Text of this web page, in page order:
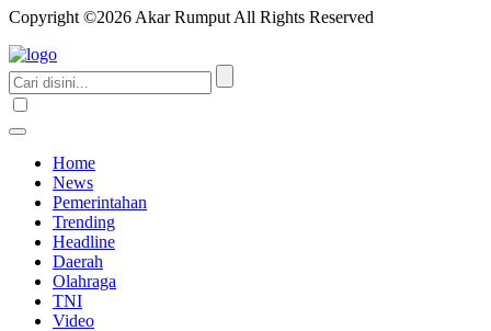
Copyright ©2026 Akar Rumput All Rights Reserved
Home
News
Pemerintahan
Trending
Headline
Daerah
Olahraga
TNI
Video